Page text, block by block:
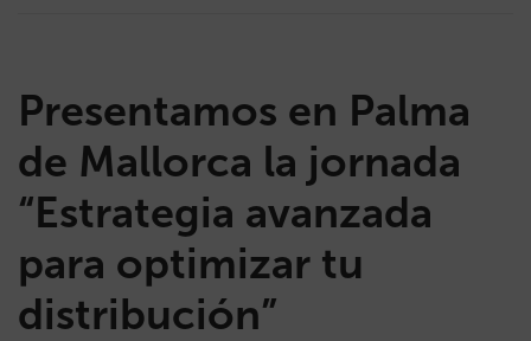
Presentamos en Palma
de Mallorca la jornada
“Estrategia avanzada
para optimizar tu
distribución”